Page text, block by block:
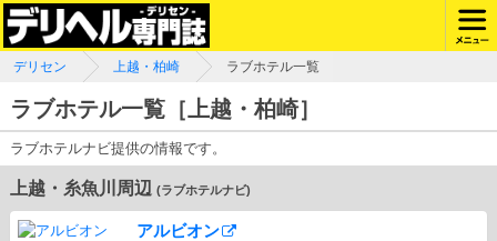
デリセン 上越・柏崎 ラブホテル一覧
ラブホテル一覧［上越・柏崎］
ラブホテルナビ提供の情報です。
上越・糸魚川周辺 (ラブホテルナビ)
アルビオン